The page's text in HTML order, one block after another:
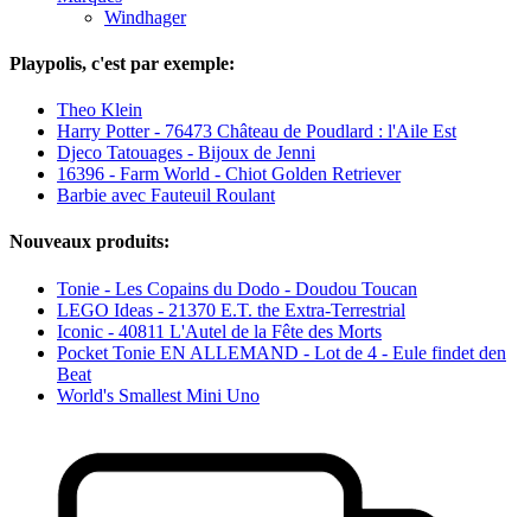
Windhager
Playpolis, c'est par exemple:
Theo Klein
Harry Potter - 76473 Château de Poudlard : l'Aile Est
Djeco Tatouages - Bijoux de Jenni
16396 - Farm World - Chiot Golden Retriever
Barbie avec Fauteuil Roulant
Nouveaux produits:
Tonie - Les Copains du Dodo - Doudou Toucan
LEGO Ideas - 21370 E.T. the Extra-Terrestrial
Iconic - 40811 L'Autel de la Fête des Morts
Pocket Tonie EN ALLEMAND - Lot de 4 - Eule findet den
Beat
World's Smallest Mini Uno